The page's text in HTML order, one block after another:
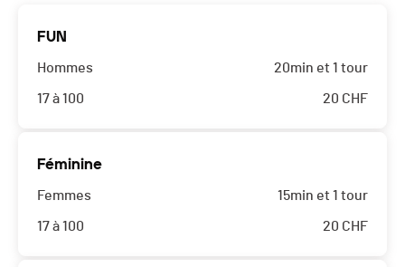
FUN
Hommes
17 à 100
20min et 1 tour
20 CHF
Féminine
Femmes
17 à 100
15min et 1 tour
20 CHF